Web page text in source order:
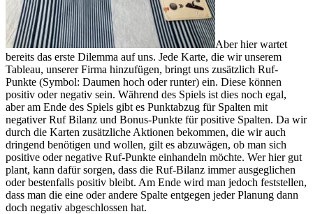
Aber hier wartet
bereits das erste Dilemma auf uns. Jede Karte, die wir unserem
Tableau, unserer Firma hinzufügen, bringt uns zusätzlich Ruf-
Punkte (Symbol: Daumen hoch oder runter) ein. Diese können
positiv oder negativ sein. Während des Spiels ist dies noch egal,
aber am Ende des Spiels gibt es Punktabzug für Spalten mit
negativer Ruf Bilanz und Bonus-Punkte für positive Spalten. Da wir
durch die Karten zusätzliche Aktionen bekommen, die wir auch
dringend benötigen und wollen, gilt es abzuwägen, ob man sich
positive oder negative Ruf-Punkte einhandeln möchte. Wer hier gut
plant, kann dafür sorgen, dass die Ruf-Bilanz immer ausgeglichen
oder bestenfalls positiv bleibt. Am Ende wird man jedoch feststellen,
dass man die eine oder andere Spalte entgegen jeder Planung dann
doch negativ abgeschlossen hat.